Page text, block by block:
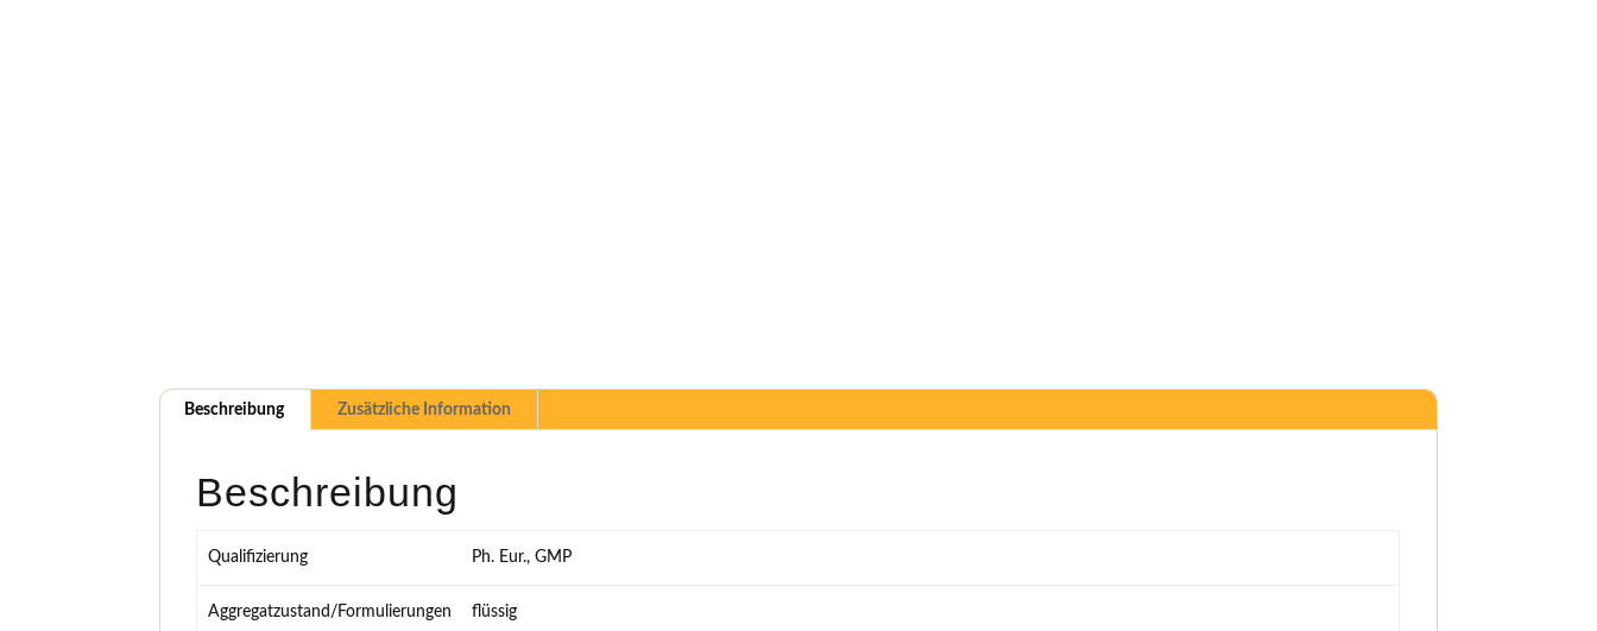
Beschreibung Zusätzliche Information
Beschreibung
Qualifizierung Ph. Eur., GMP
Aggregatzustand/Formulierungen flüssig